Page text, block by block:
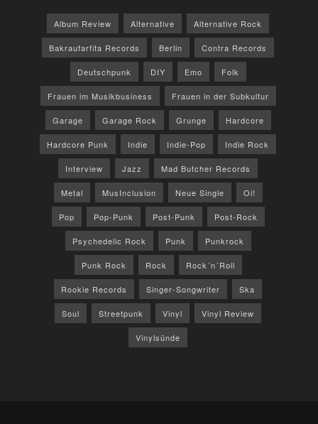
Album Review Alternative Alternative Rock
Bakraufarfita Records Berlin Contra Records
Deutschpunk DIY Emo Folk
Frauen im Musikbusiness Frauen in der Subkultur
Garage Garage Rock Grunge Hardcore
Hardcore Punk Indie Indie-Pop Indie Rock
Interview Jazz Mad Butcher Records
Metal MusInclusion Neue Single Oi!
Pop Pop-Punk Post-Punk Post-Rock
Psychedelic Rock Punk Punkrock
Punk Rock Rock Rock´n´Roll
Rookie Records Singer-Songwriter Ska
Soul Streetpunk Vinyl Vinyl Review
Vinylsünde